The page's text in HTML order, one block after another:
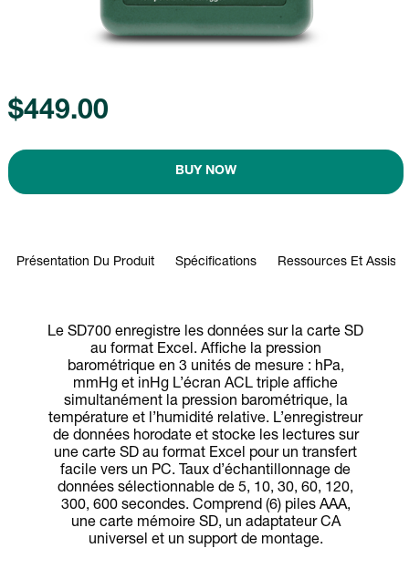
$449.00
BUY NOW
Présentation Du Produit Spécifications Ressources Et
Le SD700 enregistre les données sur la carte SD
au format Excel. Affiche la pression
barométrique en 3 unités de mesure : hPa,
mmHg et inHg L’écran ACL triple affiche
simultanément la pression barométrique, la
température et l’humidité relative. L’enregistreur
de données horodate et stocke les lectures sur
une carte SD au format Excel pour un transfert
facile vers un PC. Taux d’échantillonnage de
données sélectionnable de 5, 10, 30, 60, 120,
300, 600 secondes. Comprend (6) piles AAA,
une carte mémoire SD, un adaptateur CA
universel et un support de montage.